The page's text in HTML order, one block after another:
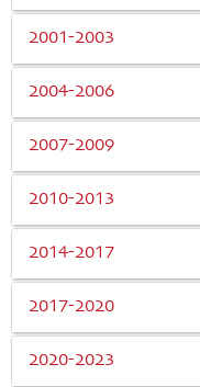
2001-2003
2004-2006
2007-2009
2010-2013
2014-2017
2017-2020
2020-2023